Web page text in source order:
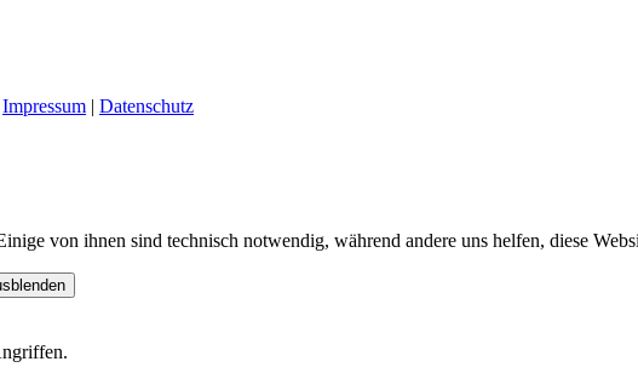
Impressum | Datenschutz
von ihnen sind technisch notwendig, während andere uns helfen, diese